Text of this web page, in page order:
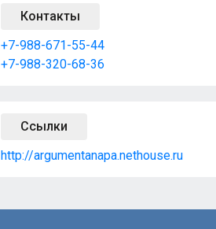
Контакты
+7-988-671-55-44
+7-988-320-68-36
Ссылки
http://argumentanapa.nethouse.ru